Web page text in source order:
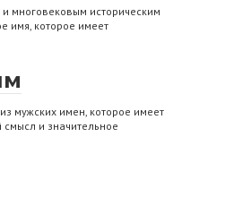
многовековым историческим
имя, которое имеет
мужских имен, которое имеет
смысл и значительное